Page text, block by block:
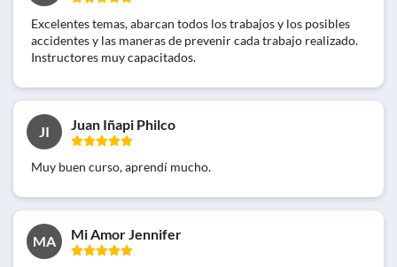
Excelentes temas, abarcan todos los trabajos y los posibles
accidentes y las maneras de prevenir cada trabajo realizado.
Instructores muy capacitados.
JI Juan Iñapi Philco
Muy buen curso, aprendí mucho.
MA Mi Amor Jennifer